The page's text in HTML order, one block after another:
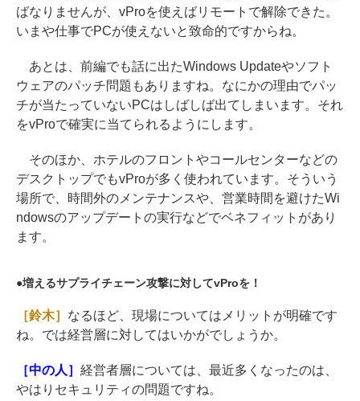
ばなりませんが、vProを使えばリモートで解除できた。
いまや仕事でPCが使えないと致命的ですからね。
あとは、前編でも話に出たWindows Updateやソフト
ウェアのパッチ問題もありますね。なにかの理由でパッ
チが当たっていないPCはしばしば出てしまいます。それ
をvProで確実に当てられるようにします。
そのほか、ホテルのフロントやコールセンターなどの
デスクトップでもvProが多く使われています。そういう
場所で、時間外のメンテナンスや、営業時間を避けたWi
ndowsのアップデートの実行などでベネフィットがあり
ます。
増えるサプライチェーン攻撃に対してvProを！
［鈴木］ なるほど、現場についてはメリットが明確です
ね。では経営層に対してはいかがでしょうか。
［中の人］ 経営者層については、最近多くなったのは、
やはりセキュリティの問題ですね。